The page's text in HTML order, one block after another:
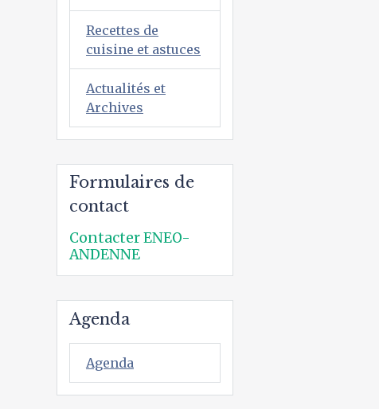
Recettes de
cuisine et astuces
Actualités et
Archives
Formulaires de
contact
Contacter ENEO-
ANDENNE
Agenda
Agenda